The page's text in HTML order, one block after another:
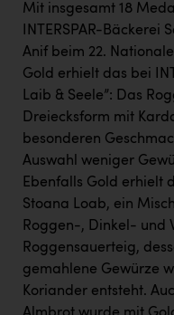
RE/MAX Welcome
Resch&Frisch
RUBBLE MASTER
Ruderclub Wels
SCRI - Salzburg
SCHMACHTL GmbH
Schwingshandl -
Seher + Partner
Smurfit Westrock
Mit insgesamt 18
INTERSPAR-
Anif beim 22.
Gold erhielt das bei
Laib & Seele”: Das
Dreiecksform mit
besonderen
Auswahl weniger
Ebenfalls Gold erhielt
Stoana Loab, ein
Roggen-, Dinkel- und
Roggensauerteig,
gemahlene Gewürze
Koriander entsteht.